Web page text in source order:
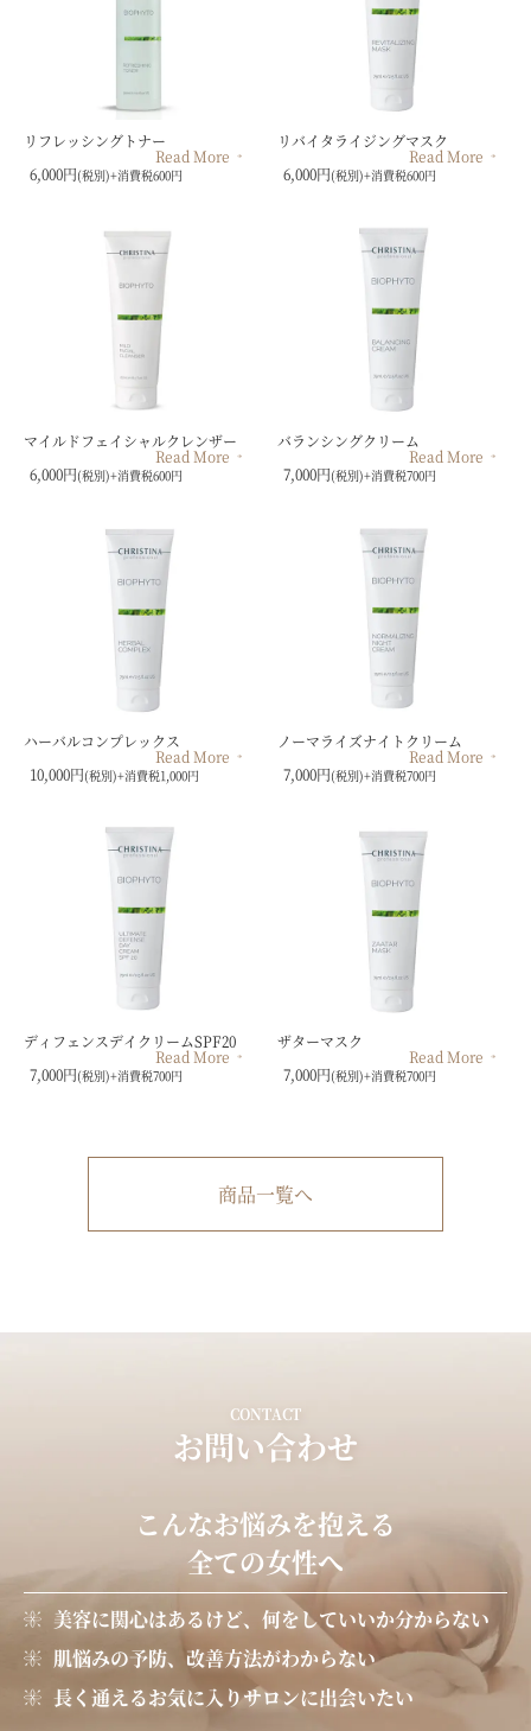
リフレッシングトナー
6,000円(税別)+消費税600円
Read More
リバイタライジングマスク
6,000円(税別)+消費税600円
Read More
マイルドフェイシャルクレンザー
6,000円(税別)+消費税600円
Read More
バランシングクリーム
7,000円(税別)+消費税700円
Read More
ハーバルコンプレックス
10,000円(税別)+消費税1,000円
Read More
ノーマライズナイトクリーム
7,000円(税別)+消費税700円
Read More
ディフェンスデイクリームSPF20
7,000円(税別)+消費税700円
Read More
ザターマスク
7,000円(税別)+消費税700円
Read More
商品一覧へ
CONTACT
お問い合わせ
こんなお悩みを抱える
全ての女性へ
美容に関心はあるけど、何をしていいか分からない
肌悩みの予防、改善方法がわからない
長く通えるお気に入りサロンに出会いたい